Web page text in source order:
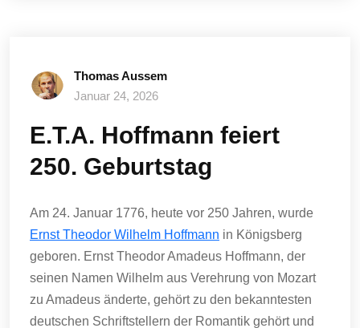
Thomas Aussem
Januar 24, 2026
E.T.A. Hoffmann feiert
250. Geburtstag
Am 24. Januar 1776, heute vor 250 Jahren, wurde
Ernst Theodor Wilhelm Hoffmann in Königsberg
geboren. Ernst Theodor Amadeus Hoffmann, der
seinen Namen Wilhelm aus Verehrung von Mozart
zu Amadeus änderte, gehört zu den bekanntesten
deutschen Schriftstellern der Romantik gehört und